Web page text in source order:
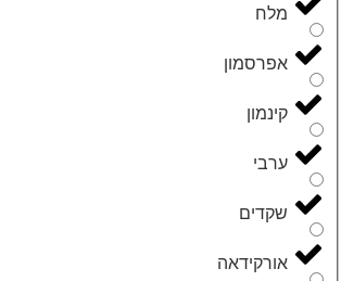
מלח
אפרסמון
קינמון
ערבי
שקדים
אורקידאה